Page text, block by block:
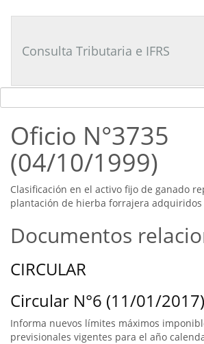
Tributario
Consulta Tributaria e IFRS
Oficio N°3735
(04/10/1999)
Clasificación en el activo fijo de ganado
plantación de hierba forrajera
Documentos
CIRCULAR
Circular N°6 (11/01/2017)
Informa nuevos límites máximos
previsionales vigentes para el año